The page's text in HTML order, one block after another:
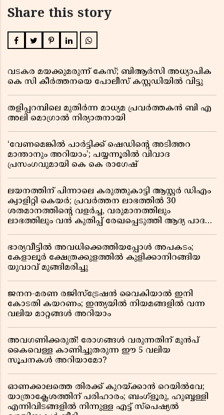
Share this story
വടകര മയക്കുമരുന്ന് കേസ്; ബിആർസി അധ്യാപിക
കെ സി കീർത്തനയെ പോലീസ് കസ്റ്റഡിയിൽ വിട്ടു
തളിപ്പറമ്പിലെ മുതിർന്ന മാധ്യമ പ്രവർത്തകൻ ബി എ
അലി മൊഗ്രാൽ നിര്യാതനായി
‘വേണമെങ്കിൽ പാർട്ടിക്ക് ഷെഡിൻ്റെ അടിത്തറ
മാന്താനും അറിയാം’; പയ്യന്നൂരിൽ വിവാദ
പ്രസംഗവുമായി കെ കെ രാഗേഷ്
ലയനത്തിന് പിന്നാലെ കരുത്തുകാട്ടി ആസ്റ്റർ ഡിഎം
ക്വാളിറ്റി കെയർ; പ്രവർത്തന ലാഭത്തിൽ 30
ശതമാനത്തിൻ്റെ വളർച്ച, വരുമാനത്തിലും
ലാഭത്തിലും വൻ കുതിപ്പ് രേഖപ്പെടുത്തി ആദ്യ പാദ
ഭാര്യവീട്ടിൽ അവധിക്കെത്തിയപ്പോൾ അപകടം;
കേളാലൂർ ക്ഷേത്രക്കുളത്തിൽ കുളിക്കാനിറങ്ങിയ
യുവാവ് മുങ്ങിമരിച്ചു
ജനന-മരണ രജിസ്ട്രേഷൻ വൈകിയാൽ ഇനി
കോടതി കയറണം; ഇന്ത്യയിൽ നിയമങ്ങളിൽ വന്ന
വലിയ മാറ്റങ്ങൾ അറിയാം
അവഗണിക്കരുത്! രോഗങ്ങൾ വരുന്നതിന് മുൻപ്
കൈവെള്ള കാണിച്ചുതരുന്ന ഈ 5 വലിയ
സൂചനകൾ അറിയാമോ?
ഓണക്കാലത്തെ തിരക്ക് കുറയ്ക്കാൻ റെയിൽവേ;
യാത്രാക്ലേശത്തിന് പരിഹാരം; ബംഗ്ളൂരു, ഹുബ്ബള്ളി
എന്നിവിടങ്ങളിൽ നിന്നുള്ള എട്ട് സ്പെഷ്യൽ